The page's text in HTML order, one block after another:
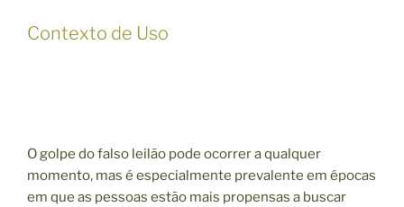
Contexto de Uso
O golpe do falso leilão pode ocorrer a qualquer
momento, mas é especialmente prevalente em épocas
em que as pessoas estão mais propensas a buscar